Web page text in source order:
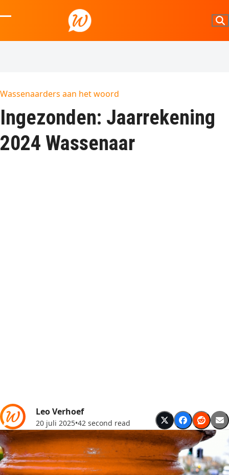
to
mobile
mobile
Wassenaarders aan het woord
Ingezonden: Jaarrekening
2024 Wassenaar
Leo Verhoef
20 juli 2025•42 second read